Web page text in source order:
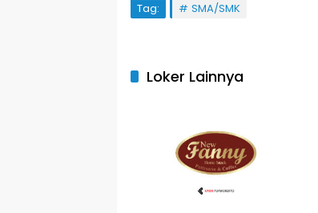
Tag: SMA/SMK
Loker Lainnya